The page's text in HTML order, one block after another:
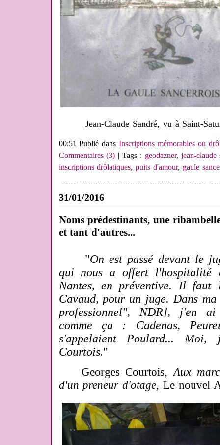
Jean-Claude Sandré, vu à Saint-
00:51 Publié dansInscriptions mémorables ou
Commentaires (3) | Tags : geodazner, jean-claude
inscriptions drôlatiques,puits d'amour, gaule
31/01/2016
Noms prédestinants, une
et tant d'autres...
"On est passé devant le
qui nous a offert l'hospitalité
Nantes, en préventive. Il faut
Cavaud, pour un juge. Dans
professionnel", NDR], j'en
comme ça : Cadenas,
s'appelaient Poulard...
Courtois."
Georges Courtois,Aux
d'un preneur d'otage, Le nouvel